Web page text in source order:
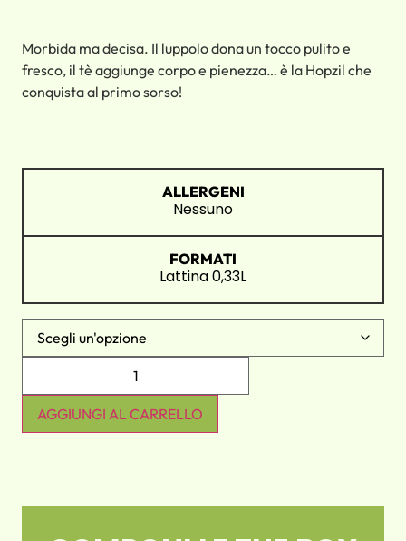
Morbida ma decisa. Il luppolo dona un tocco pulito e
fresco, il tè aggiunge corpo e pienezza… è la Hopzil che
conquista al primo sorso!
ALLERGENI
Nessuno
FORMATI
Lattina 0,33L
AGGIUNGI AL CARRELLO